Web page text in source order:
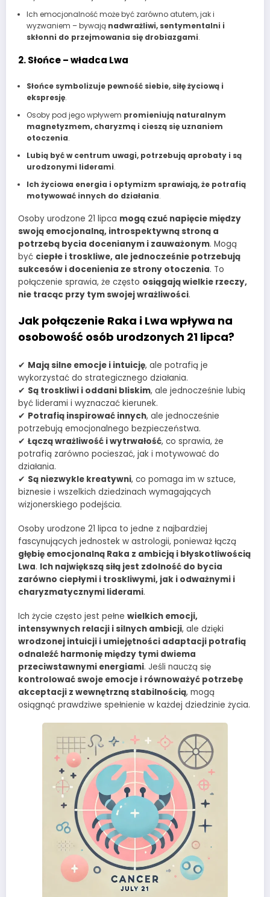
Ich emocjonalność może być zarówno atutem, jak i
wyzwaniem – bywają nadwrażliwi, sentymentalni i
skłonni do przejmowania się drobiazgami.
2. Słońce – władca Lwa
Słońce symbolizuje pewność siebie, siłę życiową i
ekspresję.
Osoby pod jego wpływem promieniują naturalnym
magnetyzmem, charyzmą i cieszą się uznaniem
otoczenia.
Lubią być w centrum uwagi, potrzebują aprobaty i są
urodzonymi liderami.
Ich życiowa energia i optymizm sprawiają, że potrafią
motywować innych do działania.
Osoby urodzone 21 lipca mogą czuć napięcie między
swoją emocjonalną, introspektywną stroną a
potrzebą bycia docenianym i zauważonym. Mogą
być ciepłe i troskliwe, ale jednocześnie potrzebują
sukcesów i docenienia ze strony otoczenia. To
połączenie sprawia, że często osiągają wielkie rzeczy,
nie tracąc przy tym swojej wrażliwości.
Jak połączenie Raka i Lwa wpływa na
osobowość osób urodzonych 21 lipca?
✔ Mają silne emocje i intuicję, ale potrafią je
wykorzystać do strategicznego działania.
✔ Są troskliwi i oddani bliskim, ale jednocześnie lubią
być liderami i wyznaczać kierunek.
✔ Potrafią inspirować innych, ale jednocześnie
potrzebują emocjonalnego bezpieczeństwa.
✔ Łączą wrażliwość i wytrwałość, co sprawia, że
potrafią zarówno pocieszać, jak i motywować do
działania.
✔ Są niezwykle kreatywni, co pomaga im w sztuce,
biznesie i wszelkich dziedzinach wymagających
wizjonerskiego podejścia.
Osoby urodzone 21 lipca to jedne z najbardziej
fascynujących jednostek w astrologii, ponieważ łączą
głębię emocjonalną Raka z ambicją i błyskotliwością
Lwa. Ich największą siłą jest zdolność do bycia
zarówno ciepłymi i troskliwymi, jak i odważnymi i
charyzmatycznymi liderami.
Ich życie często jest pełne wielkich emocji,
intensywnych relacji i silnych ambicji, ale dzięki
wrodzonej intuicji i umiejętności adaptacji potrafią
odnaleźć harmonię między tymi dwiema
przeciwstawnymi energiami. Jeśli nauczą się
kontrolować swoje emocje i równoważyć potrzebę
akceptacji z wewnętrzną stabilnością, mogą
osiągnąć prawdziwe spełnienie w każdej dziedzinie życia.